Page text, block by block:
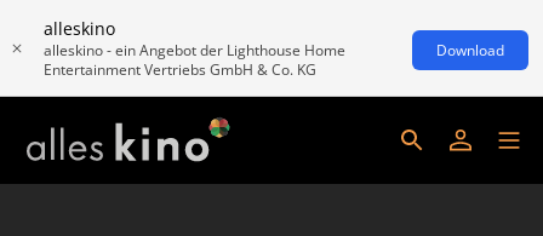
alleskino
alleskino - ein Angebot der Lighthouse Home
Entertainment Vertriebs GmbH & Co. KG
Download